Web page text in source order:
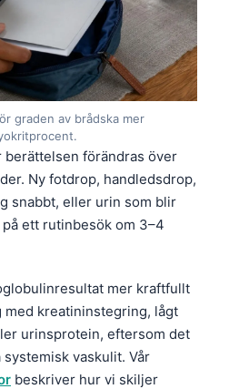
graden av brådska mer
berättelsen förändras över
Ny fotdrop, handledsdrop,
snabbt, eller urin som blir
ett rutinbesök om 3–4
mer kraftfullt
med kreatininstegring, lågt
urinsprotein, eftersom det
vaskulit. Vår
beskriver hur vi skiljer